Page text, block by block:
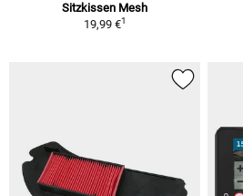
Sitzkissen Mesh
19,99 €1